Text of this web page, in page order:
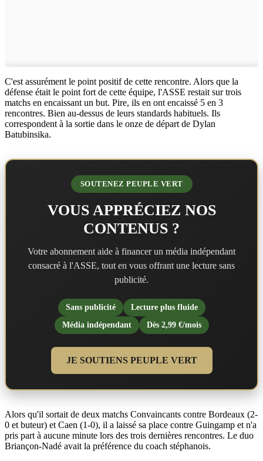
C'est assurément le point positif de cette rencontre. Alors que la
défense était le point fort de cette équipe, l'ASSE restait sur trois
matchs en encaissant un but. Pire, ils en ont encaissé 5 en 3
rencontres. Bien au-dessus de leurs standards habituels. Ils
correspondent à la sortie dans le onze de départ de Dylan
Batubinsika.
SOUTENEZ PEUPLE VERT
VOUS APPRÉCIEZ NOS
CONTENUS ?
Votre abonnement aide à financer un média indépendant
consacré à l'ASSE, tout en vous offrant une lecture sans
publicité.
Sans publicité
Lecture plus fluide
Média indépendant
Dès 2,99 €/mois
JE SOUTIENS PEUPLE VERT
Alors qu'il sortait de deux matchs Convaincants contre Bordeaux (2-
0 et buteur) et Caen (1-0), il a laissé sa place contre Guingamp et n'a
pris part à aucune minute lors des trois dernières rencontres. Le duo
Briançon-Nadé avait la préférence du coach stéphanois.